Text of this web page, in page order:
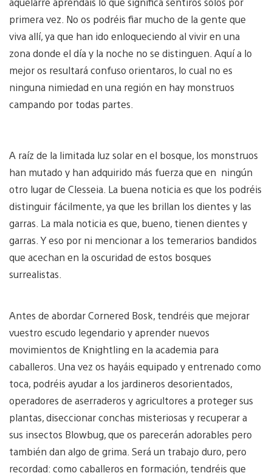
primera vez. No os podréis fiar mucho de la gente que
viva allí, ya que han ido enloqueciendo al vivir en una
zona donde el día y la noche no se distinguen. Aquí a lo
mejor os resultará confuso orientaros, lo cual no es
ninguna nimiedad en una región en hay monstruos
campando por todas partes.
A raíz de la limitada luz solar en el bosque, los monstruos
han mutado y han adquirido más fuerza que en ningún
otro lugar de Clesseia. La buena noticia es que los podréis
distinguir fácilmente, ya que les brillan los dientes y las
garras. La mala noticia es que, bueno, tienen dientes y
garras. Y eso por ni mencionar a los temerarios bandidos
que acechan en la oscuridad de estos bosques
surrealistas.
Antes de abordar Cornered Bosk, tendréis que mejorar
vuestro escudo legendario y aprender nuevos
movimientos de Knightling en la academia para
caballeros. Una vez os hayáis equipado y entrenado como
toca, podréis ayudar a los jardineros desorientados,
operadores de aserraderos y agricultores a proteger sus
plantas, diseccionar conchas misteriosas y recuperar a
sus insectos Blowbug, que os parecerán adorables pero
también dan algo de grima. Será un trabajo duro, pero
recordad: como caballeros en formación, tendréis que